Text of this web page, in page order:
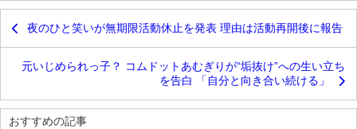
夜のひと笑いが無期限活動休止を発表 理由は活動再開後に報告
元いじめられっ子？ コムドットあむぎりが“垢抜け”への生い立ち
を告白 「自分と向き合い続ける」
おすすめの記事